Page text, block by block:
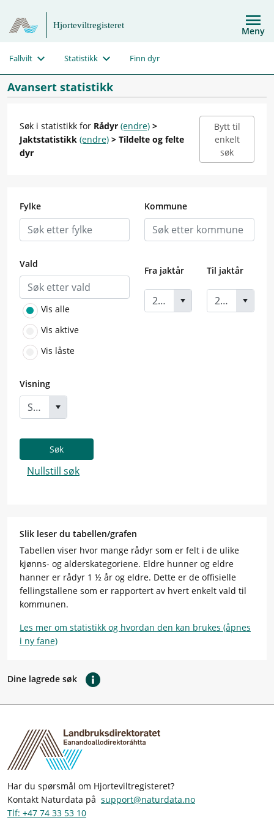
Hjorteviltregisteret Meny
Fallvilt Statistikk Finn dyr
Avansert statistikk
Søk i statistikk for Rådyr (endre) >
Jaktstatistikk (endre) > Tildelte og felte
dyr
Bytt til
enkelt
søk
Fylke Kommune
Vald
Vis alle
Vis aktive
Vis låste
Fra jaktår Til jaktår
Visning
Søk
Nullstill søk
Slik leser du tabellen/grafen
Tabellen viser hvor mange rådyr som er felt i de ulike
kjønns- og alderskategoriene. Eldre hunner og eldre
hanner er rådyr 1 ½ år og eldre. Dette er de offisielle
fellingstallene som er rapportert av hvert enkelt vald til
kommunen.
Les mer om statistikk og hvordan den kan brukes (åpnes
i ny fane)
Dine lagrede søk
Har du spørsmål om Hjorteviltregisteret?
Kontakt Naturdata på support@naturdata.no
Tlf: +47 74 33 53 10